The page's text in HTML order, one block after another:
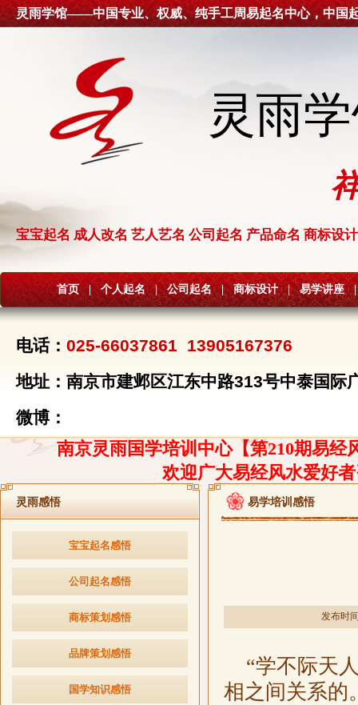
灵雨学馆——中国专业、权威、纯手工周易起名中心，中国
灵雨
宝宝起名 成人改名 艺人艺名 公司起名 产品命名 商标设计
首页 | 个人起名 | 公司起名 | 商标设计 | 易学讲座 |
电话： 025-66037861 13905167376
地址：南京市建邺区江东中路313号中泰国际
微博：
南京灵雨国学培训中心【第210期易经
欢迎广大易经风水爱好
灵雨感悟
宝宝起名感悟
公司起名感悟
商标策划感悟
品牌策划感悟
国学知识感悟
易学培训感悟
发布时
“学不际天
相之间关系的